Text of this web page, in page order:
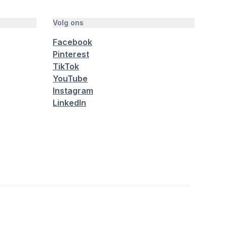
Volg ons
Facebook
Pinterest
TikTok
YouTube
Instagram
LinkedIn